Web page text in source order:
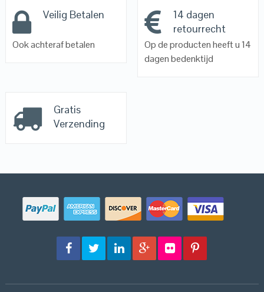
Veilig Betalen
Ook achteraf betalen
14 dagen
retourrecht
Op de producten heeft u 14
dagen bedenktijd
Gratis
Verzending